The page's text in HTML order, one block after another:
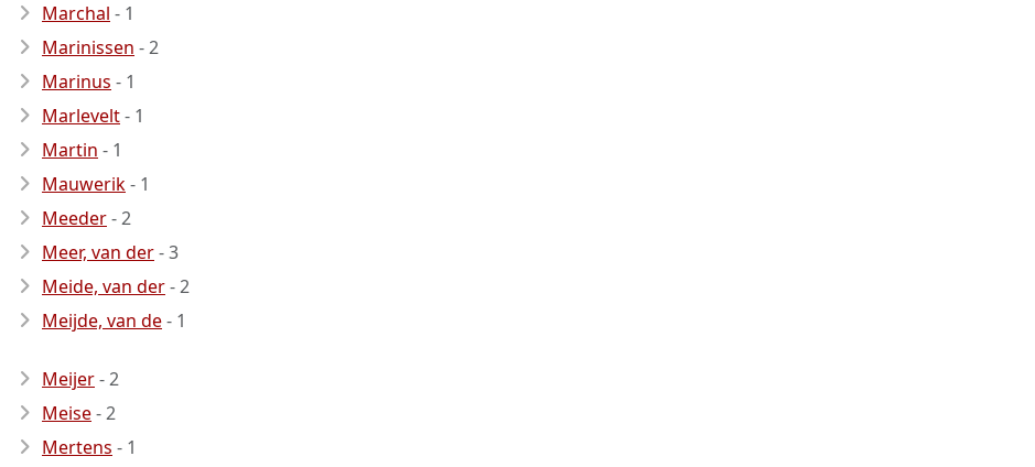
Marchal - 1
Marinissen - 2
Marinus - 1
Marlevelt- 1
Martin - 1
Mauwerik- 1
Meeder- 2
Meer, van der- 3
Meide, van der- 2
Meijde, van de- 1
Meijer- 2
Meise- 2
Mertens - 1